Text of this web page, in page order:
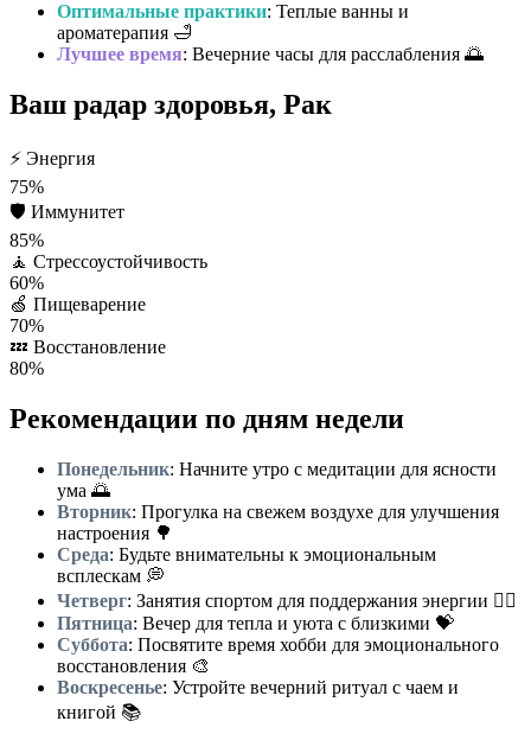
Оптимальные практики: Теплые ванны и
ароматерапия 🛁
Лучшее время: Вечерние часы для расслабления 🌅
Ваш радар здоровья, Рак
⚡ Энергия
75%
🛡️ Иммунитет
85%
🧘 Стрессоустойчивость
60%
🍏 Пищеварение
70%
💤 Восстановление
80%
Рекомендации по дням недели
Понедельник: Начните утро с медитации для ясности
ума 🌅
Вторник: Прогулка на свежем воздухе для улучшения
настроения 🌳
Среда: Будьте внимательны к эмоциональным
всплескам 💭
Четверг: Занятия спортом для поддержания энергии 🏃‍♂️
Пятница: Вечер для тепла и уюта с близкими 💝
Суббота: Посвятите время хобби для эмоционального
восстановления 🎨
Воскресенье: Устройте вечерний ритуал с чаем и
книгой 📚